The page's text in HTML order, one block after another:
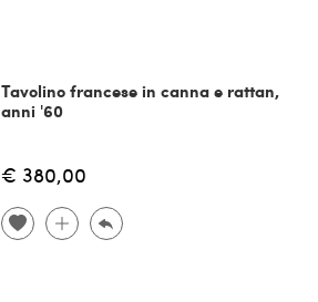
Tavolino francese in canna e rattan,
anni '60
€ 380,00